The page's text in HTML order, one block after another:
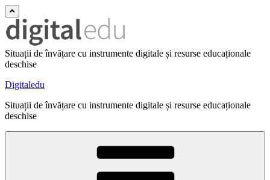
Situații de învățare cu instrumente digitale și resurse educaționale
deschise
Digitaledu
Situații de învățare cu instrumente digitale și resurse educaționale
deschise